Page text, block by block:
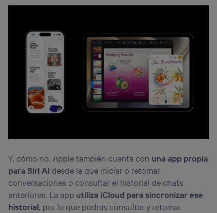
Y, cómo no, Apple también cuenta con una app propia
para Siri AI desde la que iniciar o retomar
conversaciones o consultar el historial de chats
anteriores. La app utiliza iCloud para sincronizar ese
historial, por lo que podrás consultar y retomar